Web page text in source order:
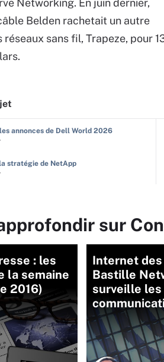
Networking. En juin dernier,
Belden rachetait un autre
sans fil, Trapeze, pour
annonces de Dell World 2026
stratégie de NetApp
sur
: les
la semaine
2016)
Internet
Bastille
surveille les